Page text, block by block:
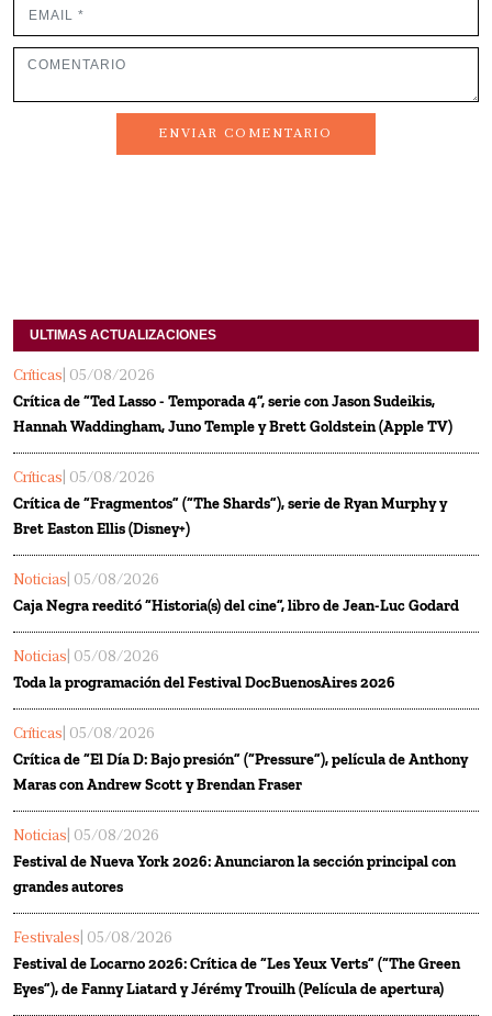
ENVIAR COMENTARIO
ULTIMAS ACTUALIZACIONES
Críticas | 05/08/2026
Crítica de “Ted Lasso - Temporada 4”, serie con Jason Sudeikis,
Hannah Waddingham, Juno Temple y Brett Goldstein (Apple TV)
Críticas | 05/08/2026
Crítica de “Fragmentos” (“The Shards”), serie de Ryan Murphy y
Bret Easton Ellis (Disney+)
Noticias | 05/08/2026
Caja Negra reeditó “Historia(s) del cine”, libro de Jean-Luc Godard
Noticias | 05/08/2026
Toda la programación del Festival DocBuenosAires 2026
Críticas | 05/08/2026
Crítica de “El Día D: Bajo presión” (“Pressure”), película de Anthony
Maras con Andrew Scott y Brendan Fraser
Noticias | 05/08/2026
Festival de Nueva York 2026: Anunciaron la sección principal con
grandes autores
Festivales | 05/08/2026
Festival de Locarno 2026: Crítica de “Les Yeux Verts” (“The Green
Eyes”), de Fanny Liatard y Jérémy Trouilh (Película de apertura)